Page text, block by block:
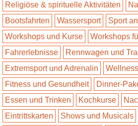
Religiöse & spirituelle Aktivitäten
Bootsfahrten
Wassersport
Sport
Workshops und Kurse
Workshops
Fahrerlebnisse
Rennwagen und
Extremsport und Adrenalin
Fitness und Gesundheit
Dinner-
Essen und Trinken
Kochkurse
Eintrittskarten
Shows und Musicals